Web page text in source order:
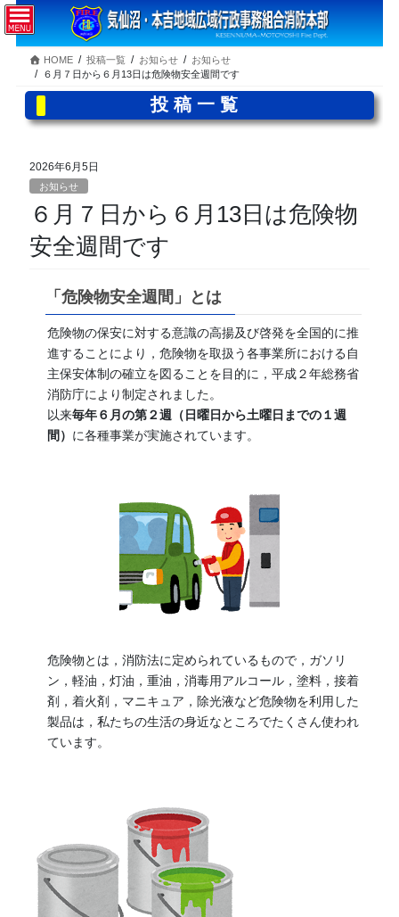
コ
ン
テ
ス
ナ
ビ
ゲ
ン
HOME 投稿一覧 お知らせ
お知らせ
６月７日から６月13日は危険物安全週間です
投稿一覧
2026年6月5日
お知らせ
６月７日から６月13日は危険物
安全週間です
「危険物安全週間」とは
危険物の保安に対する意識の高揚及び啓発を全国的に推
進することにより，危険物を取扱う各事業所における自
主保安体制の確立を図ることを目的に，平成２年総務省
消防庁により制定されました。
以来毎年６月の第２週（日曜日から土曜日までの１週
間） に各種事業が実施されています。
危険物とは，消防法に定められているもので，ガソリ
ン，軽油，灯油，重油，消毒用アルコール，塗料，接着
剤，着火剤，マニキュア，除光液など危険物を利用した
製品は，私たちの生活の身近なところでたくさん使われ
ています。